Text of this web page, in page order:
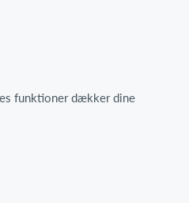
funktioner dækker dine